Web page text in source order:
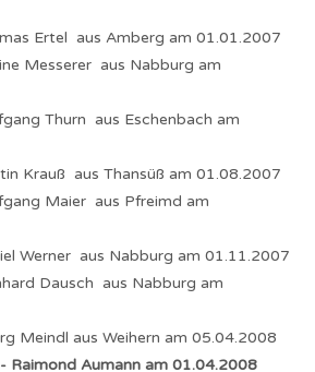
Ertel aus Amberg am 01.01.2007
Messerer aus Nabburg am
Thurn aus Eschenbach am
Krauß aus Thansüß am 01.08.2007
Maier aus Pfreimd am
Werner aus Nabburg am 01.11.2007
Dausch aus Nabburg am
Meindl aus Weihern am 05.04.2008
Raimond Aumann am 01.04.2008